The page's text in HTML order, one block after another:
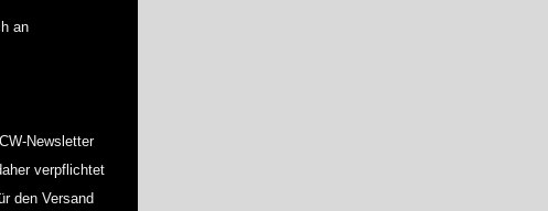
an
Newsletter
verpflichtet
den Versand